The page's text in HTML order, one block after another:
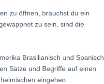
zu öffnen, brauchst du ein
zu sein, sind die
Brasilianisch und Spanisch
Sätze und Begriffe auf einen
eingehen.